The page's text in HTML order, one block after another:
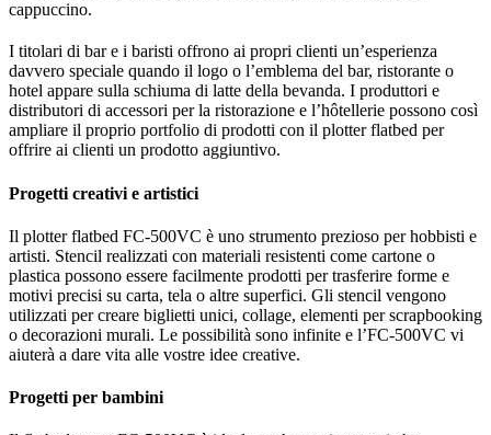
cappuccino.
I titolari di bar e i baristi offrono ai propri clienti un’esperienza
davvero speciale quando il logo o l’emblema del bar, ristorante o
hotel appare sulla schiuma di latte della bevanda. I produttori e
distributori di accessori per la ristorazione e l’hôtellerie possono così
ampliare il proprio portfolio di prodotti con il plotter flatbed per
offrire ai clienti un prodotto aggiuntivo.
Progetti creativi e artistici
Il plotter flatbed FC-500VC è uno strumento prezioso per hobbisti e
artisti. Stencil realizzati con materiali resistenti come cartone o
plastica possono essere facilmente prodotti per trasferire forme e
motivi precisi su carta, tela o altre superfici. Gli stencil vengono
utilizzati per creare biglietti unici, collage, elementi per scrapbooking
o decorazioni murali. Le possibilità sono infinite e l’FC-500VC vi
aiuterà a dare vita alle vostre idee creative.
Progetti per bambini